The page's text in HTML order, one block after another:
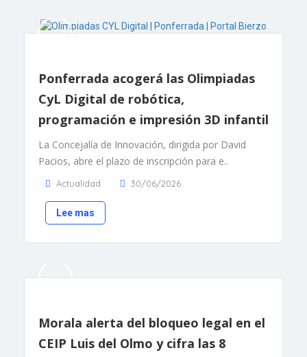
Ponferrada acogerá las Olimpiadas
CyL Digital de robótica,
programación e impresión 3D infantil
La Concejalía de Innovación, dirigida por David
Pacios, abre el plazo de inscripción para e..
Actualidad 30/06/2026
Lee mas
Morala alerta del bloqueo legal en el
CEIP Luis del Olmo y cifra las 8